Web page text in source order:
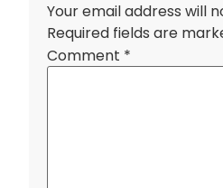
Your email address will
Required fields are
Comment *